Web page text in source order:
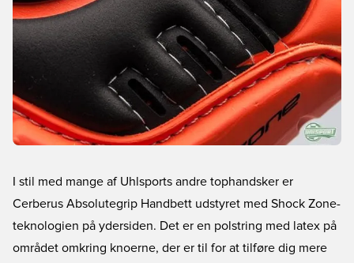
I stil med mange af Uhlsports andre tophandsker er
Cerberus Absolutegrip Handbett udstyret med Shock Zone-
teknologien på ydersiden. Det er en polstring med latex på
området omkring knoerne, der er til for at tilføre dig mere